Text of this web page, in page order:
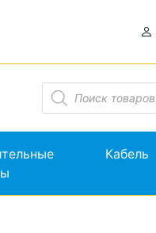
Поиск
товаров
Кабель